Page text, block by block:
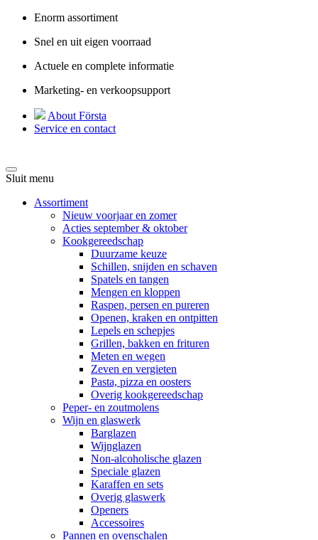
Enorm assortiment
Snel en uit eigen voorraad
Actuele en complete informatie
Marketing- en verkoopsupport
About Första
Service en contact
Sluit menu
Assortiment
Nieuw voorjaar en zomer
Acties september & oktober
Kookgereedschap
Duurzame keuze
Schillen, snijden en schaven
Spatels en tangen
Mengen en kloppen
Raspen, persen en pureren
Openen, kraken en ontpitten
Lepels en schepjes
Grillen, bakken en frituren
Meten en wegen
Zeven en vergieten
Pasta, pizza en oosters
Overig kookgereedschap
Peper- en zoutmolens
Wijn en glaswerk
Barglazen
Wijnglazen
Non-alcoholische glazen
Speciale glazen
Karaffen en sets
Overig glaswerk
Openers
Accessoires
Pannen en ovenschalen